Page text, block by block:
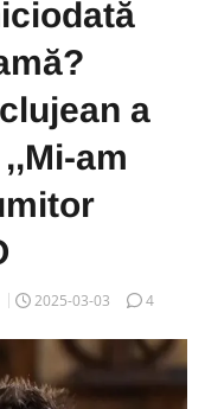
a
am
2025-03-03 4